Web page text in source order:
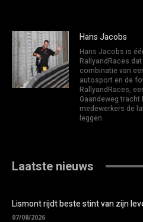
Hans Jacobs
Hans Jacobs is
RallyandRaces
combinatie van
autosport en de
RallyandRaces,
Gaandeweg
medewerkers de
leggen.
Laatste nieuws
Lismont rijdt beste stint van zijn
07/08/2026